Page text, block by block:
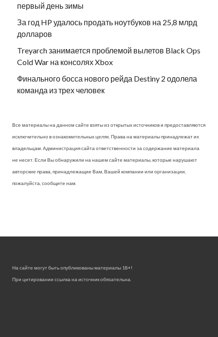
первый день зимы
За год HP удалось продать ноутбуков на 25,8 млрд
долларов
Treyarch занимается проблемой вылетов Black Ops
Cold War на консолях Xbox
Финального босса нового рейда Destiny 2 одолела
команда из трех человек
Все материалы на данном сайте взяты из открытых источников и предоставляются
исключительно в ознакомительных целях. Права на материалы принадлежат их
владельцам. Администрация сайта ответственности за содержание материала
не несет. Если Вы обнаружили на нашем сайте материалы, которые нарушают
авторские права, принадлежащие Вам, Вашей компании или организации,
пожалуйста, сообщите нам.
На сайте могут быть опубликованы материалы 18+!
При цитировании ссылка на источник обязательна.